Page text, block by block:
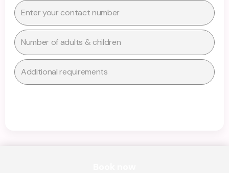
Number
Number
of
adults
&
children
Additional
requirements